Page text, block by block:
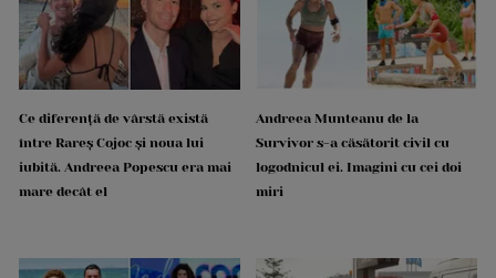
Ce diferență de vârstă există
între Rareș Cojoc și noua lui
iubită. Andreea Popescu era mai
mare decât el
Andreea Munteanu de la
Survivor s-a căsătorit civil cu
logodnicul ei. Imagini cu cei doi
miri